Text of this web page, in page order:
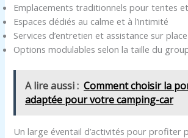
Emplacements traditionnels pour tentes
Espaces dédiés au calme et à l’intimité
Services d’entretien et assistance sur place
Options modulables selon la taille du
A lire aussi : Comment choisir la
adaptée pour votre camping-car
Un large éventail d’activités pour profiter